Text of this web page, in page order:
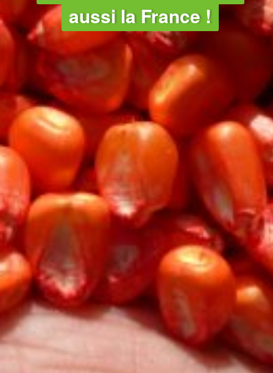
aussi la France !